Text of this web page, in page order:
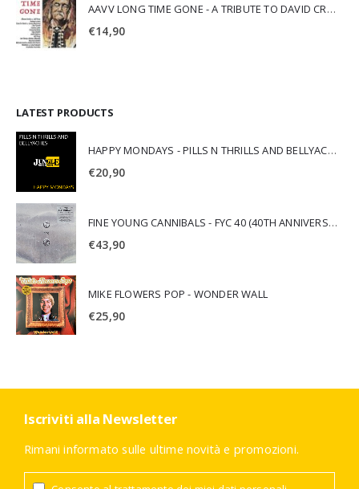
AAVV LONG TIME GONE - A TRIBUTE TO DAVID CROSBY
€14,90
LATEST PRODUCTS
HAPPY MONDAYS - PILLS N THRILLS AND BELLYACHES
€20,90
FINE YOUNG CANNIBALS - FYC 40 (40TH ANNIVERSARY)
€43,90
MIKE FLOWERS POP - WONDER WALL
€25,90
Iscriviti alla Newsletter
Rimani informato sulle ultime novità e promozioni.